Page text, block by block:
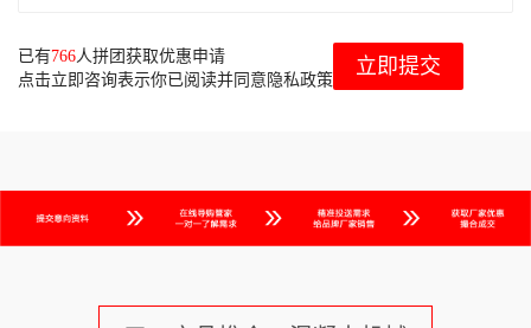
已有766人拼团获取优惠申请
点击立即咨询表示你已阅读并同意隐私政策
立即提交